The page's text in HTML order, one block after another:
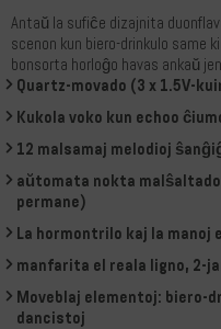
Antaŭ la sufiĉe dizajnita
scenon kun biero-drinkulo same
bonsorta horloĝo havas ankaŭ
Quartz-movado (3 x 1.5V-
Kukola voko kun echoo
12 malsamaj melodioj
aŭtomata nokta
permane)
La hormontrilo kaj la
manfarita el reala ligno, 2-
Moveblaj elementoj: biero-
dancistoj